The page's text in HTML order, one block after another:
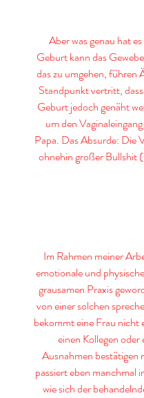
Aber was genau hat
Geburt kann das
das zu umgehen, führen
Standpunkt vertritt, dass
Geburt jedoch genäht
um den
Papa. Das Absurde: Die
ohnehin großer Bullshit
Im Rahmen meiner
emotionale und
grausamen Praxis
von einer solchen
bekommt eine Frau nicht
einen Kollegen
Ausnahmen bestätigen
passiert eben manchmal
wie sich der